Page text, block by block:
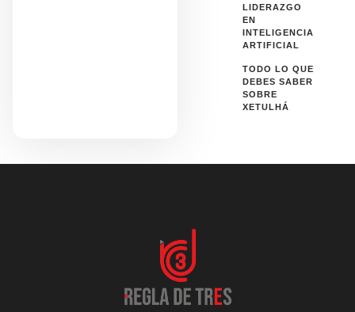
LIDERAZGO
EN
INTELIGENCIA
ARTIFICIAL
TODO LO QUE
DEBES SABER
SOBRE
XETULHÁ